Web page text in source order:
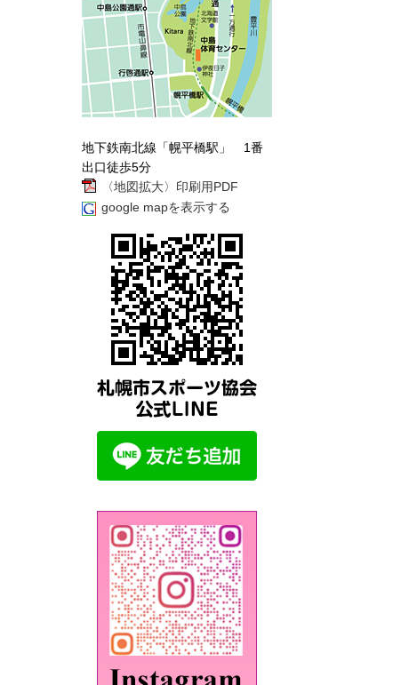
地下鉄南北線「幌平橋駅」 1番
出口徒歩5分
〈地図拡大〉印刷用PDF
google mapを表示する